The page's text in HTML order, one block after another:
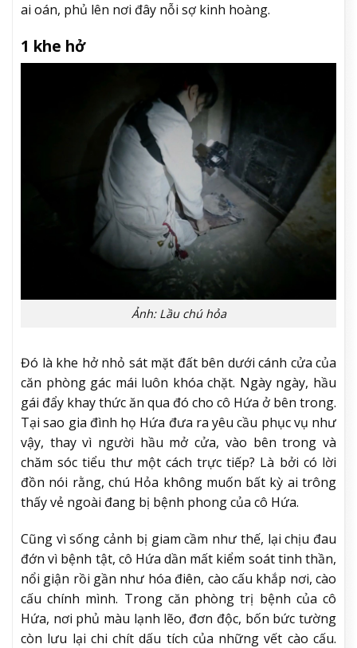
ai oán, phủ lên nơi đây nỗi sợ kinh hoàng.
1 khe hở
Ảnh: Lầu chú hỏa
Đó là khe hở nhỏ sát mặt đất bên dưới cánh cửa của
căn phòng gác mái luôn khóa chặt. Ngày ngày, hầu
gái đẩy khay thức ăn qua đó cho cô Hứa ở bên trong.
Tại sao gia đình họ Hứa đưa ra yêu cầu phục vụ như
vậy, thay vì người hầu mở cửa, vào bên trong và
chăm sóc tiểu thư một cách trực tiếp? Là bởi có lời
đồn nói rằng, chú Hỏa không muốn bất kỳ ai trông
thấy vẻ ngoài đang bị bệnh phong của cô Hứa.
Cũng vì sống cảnh bị giam cầm như thế, lại chịu đau
đớn vì bệnh tật, cô Hứa dần mất kiểm soát tinh thần,
nổi giận rồi gần như hóa điên, cào cấu khắp nơi, cào
cấu chính mình. Trong căn phòng trị bệnh của cô
Hứa, nơi phủ màu lạnh lẽo, đơn độc, bốn bức tường
còn lưu lại chi chít dấu tích của những vết cào cấu.